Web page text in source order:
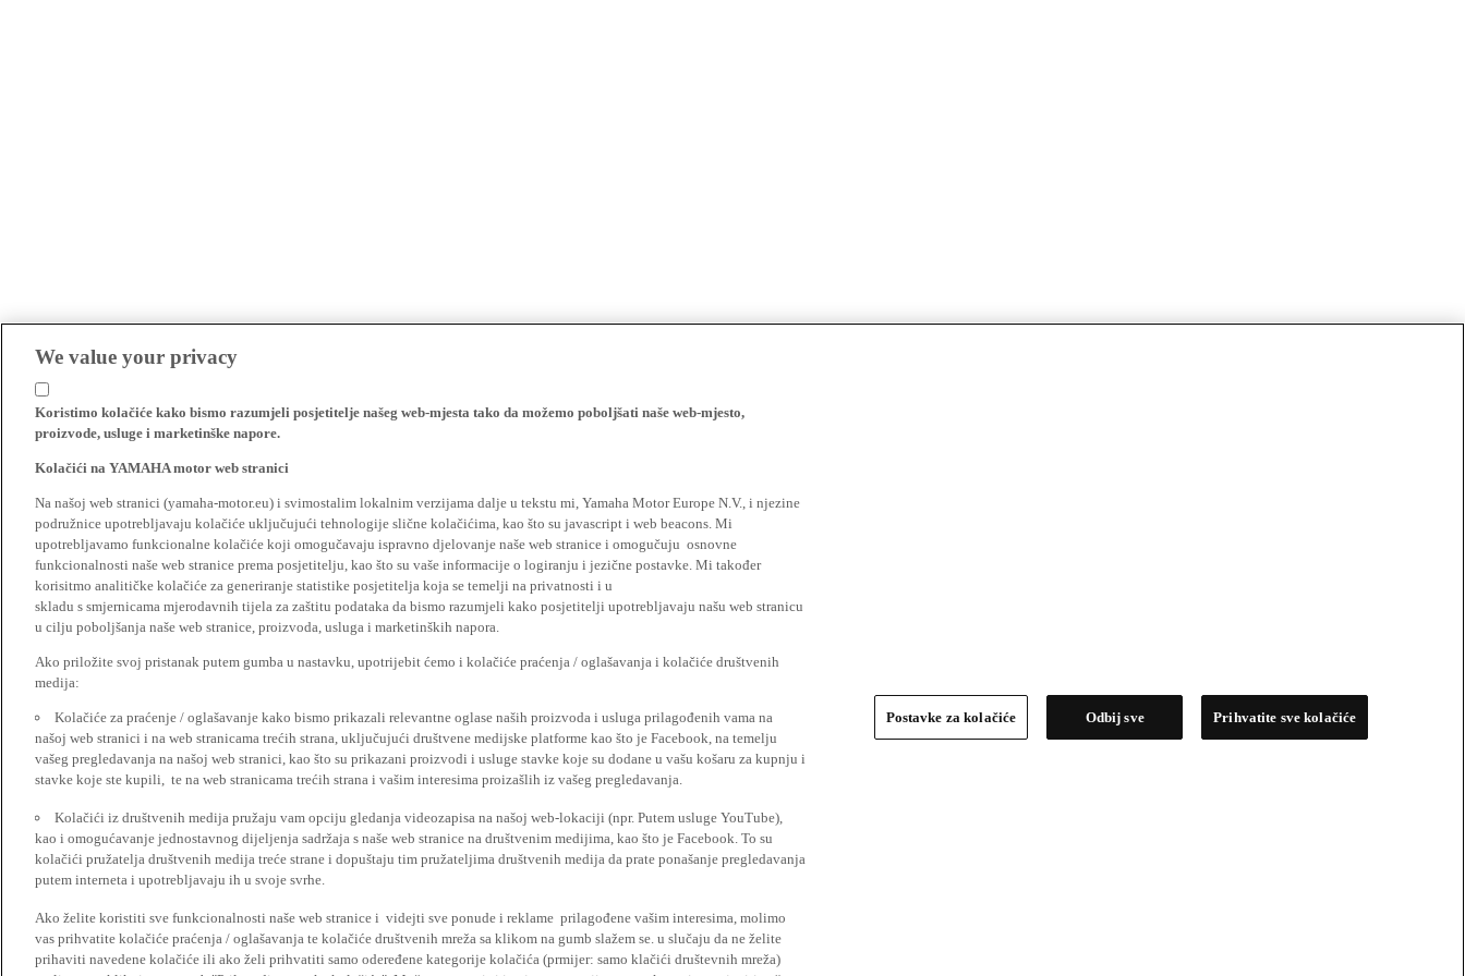
We value your privacy
Koristimo kolačiće kako bismo razumjeli posjetitelje našeg web-mjesta tako da možemo poboljšati naše web-mjesto,
proizvode, usluge i marketinške napore.
Kolačići na YAMAHA motor web stranici
Na našoj web stranici (yamaha-motor.eu) i svimostalim lokalnim verzijama dalje u tekstu mi, Yamaha Motor Europe N.V., i njezine
podružnice upotrebljavaju kolačiće uključujući tehnologije slične kolačićima, kao što su javascript i web beacons. Mi
upotrebljavamo funkcionalne kolačiće koji omogučavaju ispravno djelovanje naše web stranice i omogučuju osnovne
funkcionalnosti naše web stranice prema posjetitelju, kao što su vaše informacije o logiranju i jezične postavke. Mi također
korisitmo analitičke kolačiće za generiranje statistike posjetitelja koja se temelji na privatnosti i u
skladu s smjernicama mjerodavnih tijela za zaštitu podataka da bismo razumjeli kako posjetitelji upotrebljavaju našu web stranicu
u cilju poboljšanja naše web stranice, proizvoda, usluga i marketinških napora.
Ako priložite svoj pristanak putem gumba u nastavku, upotrijebit ćemo i kolačiće praćenja / oglašavanja i kolačiće društvenih
medija:
Kolačiće za praćenje / oglašavanje kako bismo prikazali relevantne oglase naših proizvoda i usluga prilagođenih vama na
našoj web stranici i na web stranicama trećih strana, uključujući društvene medijske platforme kao što je Facebook, na temelju
vašeg pregledavanja na našoj web stranici, kao što su prikazani proizvodi i usluge stavke koje su dodane u vašu košaru za kupnju i
stavke koje ste kupili, te na web stranicama trećih strana i vašim interesima proizašlih iz vašeg pregledavanja.
Kolačići iz društvenih medija pružaju vam opciju gledanja videozapisa na našoj web-lokaciji (npr. Putem usluge YouTube),
kao i omogućavanje jednostavnog dijeljenja sadržaja s naše web stranice na društvenim medijima, kao što je Facebook. To su
kolačići pružatelja društvenih medija treće strane i dopuštaju tim pružateljima društvenih medija da prate ponašanje pregledavanja
putem interneta i upotrebljavaju ih u svoje svrhe.
Ako želite koristiti sve funkcionalnosti naše web stranice i videjti sve ponude i reklame prilagođene vašim interesima, molimo
vas prihvatite kolačiće praćenja / oglašavanja te kolačiće društvenih mreža sa klikom na gumb slažem se. u slučaju da ne želite
prihaviti navedene kolačiće ili ako želi prihvatiti samo odeređene kategorije kolačića (prmijer: samo klačići društevnih mreža)
Postavke za kolačiće Odbij sve Prihvatite sve kolačiće